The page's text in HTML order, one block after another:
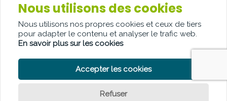
Qui sommes-nous?
Publicité
Contact
Nous utilisons des cookies
Nous utilisons nos propres cookies et ceux de tiers
pour adapter le contenu et analyser le trafic web.
En savoir plus sur les cookies
Accepter les cookies
Refuser